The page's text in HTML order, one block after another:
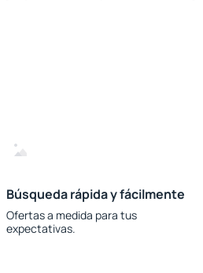
Búsqueda rápida y fácilmente
Ofertas a medida para tus
expectativas.